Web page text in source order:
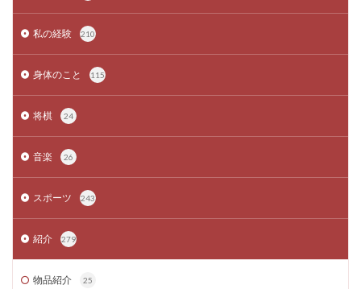
私の経験 210
身体のこと 115
将棋 24
音楽 26
スポーツ 243
紹介 279
物品紹介 25